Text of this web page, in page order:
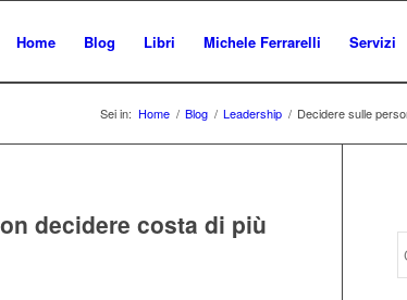
Home Blog Libri Michele Ferrarelli Servizi
Sei in: Home / Blog / Leadership / Decidere sulle
decidere costa di più